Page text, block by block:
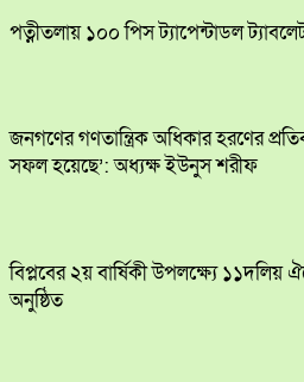
পত্নীতলায় ১০০ পিস ট্যাপেন্টাডল
জনগণের গণতান্ত্রিক অধিকার হরণের
সফল হয়েছে’: অধ্যক্ষ ইউনুস শরীফ
বিপ্লবের ২য় বার্ষিকী উপলক্ষ্যে
অনুষ্ঠিত